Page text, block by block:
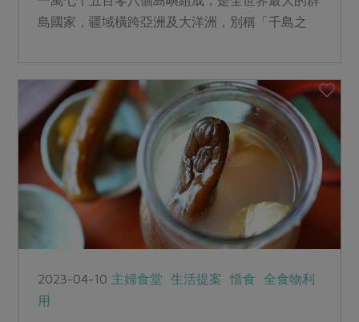
島國家，疆域橫跨亞洲及大洋洲，別稱「千島之
2023-04-10 主婦食堂 生活提案 惜食
全食物利
用